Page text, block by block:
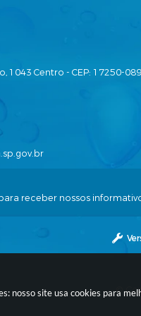
nosso site usa cookies para
1043 Centro - CEP: 17250-089
receber nossos
©